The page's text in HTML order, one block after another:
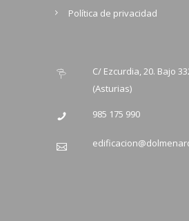
Política de privacidad
C/ Ezcurdia, 20. Bajo
(Asturias)
985 175 990